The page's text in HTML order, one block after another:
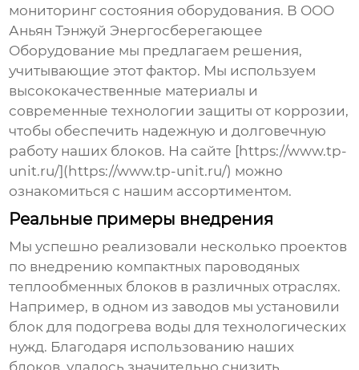
мониторинг состояния оборудования. В ООО
Аньян Тэнжуй Энергосберегающее
Оборудование мы предлагаем решения,
учитывающие этот фактор. Мы используем
высококачественные материалы и
современные технологии защиты от коррозии,
чтобы обеспечить надежную и долговечную
работу наших блоков. На сайте [https://www.tp-
unit.ru/](https://www.tp-unit.ru/) можно
ознакомиться с нашим ассортиментом.
Реальные примеры внедрения
Мы успешно реализовали несколько проектов
по внедрению компактных пароводяных
теплообменных блоков в различных отраслях.
Например, в одном из заводов мы установили
блок для подогрева воды для технологических
нужд. Благодаря использованию наших